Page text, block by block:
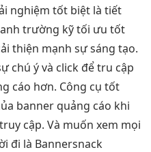
nghiệm tốt biệt là tiết
trường kỹtối ưu tốt
thiện mạnh sự sáng tạo.
chú ý và click để tru cập
cáo hơn. Công cụ tốt
banner quảng cáo khi
cập. Và muốn xem mọi
đi là Bannersnack